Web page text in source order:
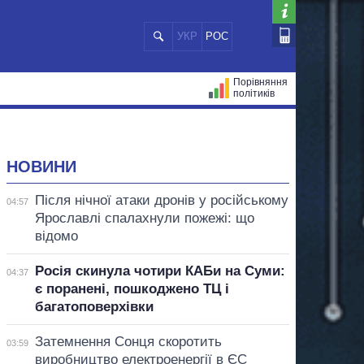
УКР РОС
Порівняння
політиків
НОВИНИ
04:57
Після нічної атаки дронів у російському
Ярославлі спалахнули пожежі: що
відомо
04:37
Росія скинула чотири КАБи на Суми:
є поранені, пошкоджено ТЦ і
багатоповерхівки
03:59
Затемнення Сонця скоротить
виробництво електроенергії в ЄС